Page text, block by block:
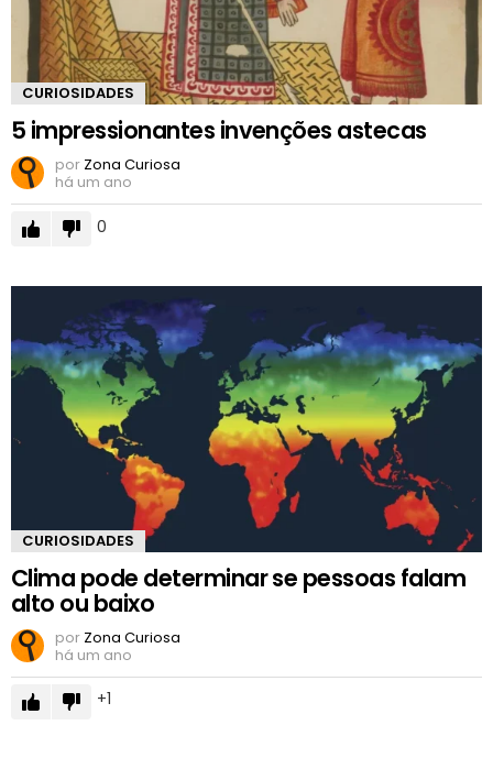
CURIOSIDADES
5 impressionantes invenções astecas
por Zona Curiosa
há um ano
0
CURIOSIDADES
Clima pode determinar se pessoas falam
alto ou baixo
por Zona Curiosa
há um ano
1